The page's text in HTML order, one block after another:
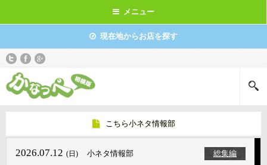
メニュー
現在地からお店を探す
こちら小ネタ情報部
2026.07.12 (日) 小ネタ情報部 総集編